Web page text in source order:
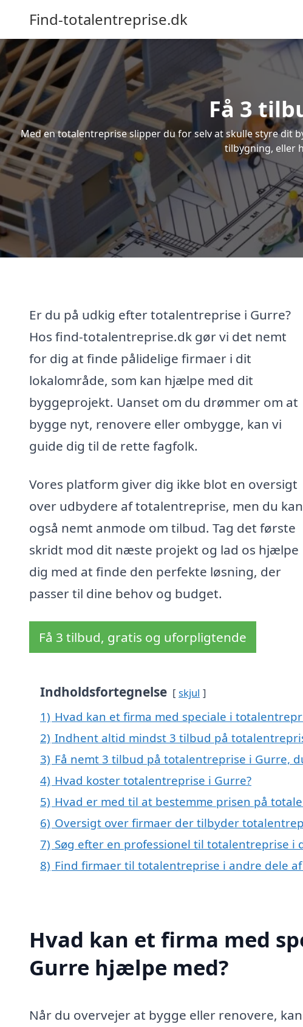
Find-totalentreprise.dk
Få 3
Med en totalentreprise slipper du for selv at skulle styre dit
tilbygning, eller
Er du på udkig efter totalentreprise i Gurre?
Hos find-totalentreprise.dk gør vi det nemt
for dig at finde pålidelige firmaer i dit
lokalområde, som kan hjælpe med dit
byggeprojekt. Uanset om du drømmer om at
bygge nyt, renovere eller ombygge, kan vi
guide dig til de rette fagfolk.
Vores platform giver dig ikke blot en oversigt
over udbydere af totalentreprise, men du kan
også nemt anmode om tilbud. Tag det første
skridt mod dit næste projekt og lad os hjælpe
dig med at finde den perfekte løsning, der
passer til dine behov og budget.
Få 3 tilbud, gratis og uforpligtende
Indholdsfortegnelse skjul
1) Hvad kan et firma med speciale i
2) Indhent altid mindst 3 tilbud på
3) Få nemt 3 tilbud på totalentreprise i Gurre,
4) Hvad koster totalentreprise i Gurre?
5) Hvad er med til at bestemme prisen på
6) Oversigt over firmaer der tilbyder
7) Søg efter en professionel til totalentreprise i
8) Find firmaer til totalentreprise i andre dele
Hvad kan et firma med
Gurre hjælpe med?
Når du overvejer at bygge eller renovere,